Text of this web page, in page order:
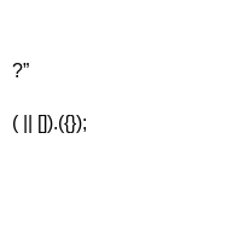
?”
( || []).({});